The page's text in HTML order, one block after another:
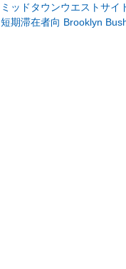
ミッドタウンウエストサイ
短期滞在者向 Brooklyn